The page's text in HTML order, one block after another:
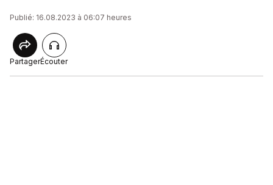
Publié: 16.08.2023 à 06:07 heures
PartagerÉcouter